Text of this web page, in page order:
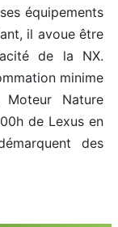
équipements
il avoue être
de la NX.
minime
Nature
de Lexus en
des